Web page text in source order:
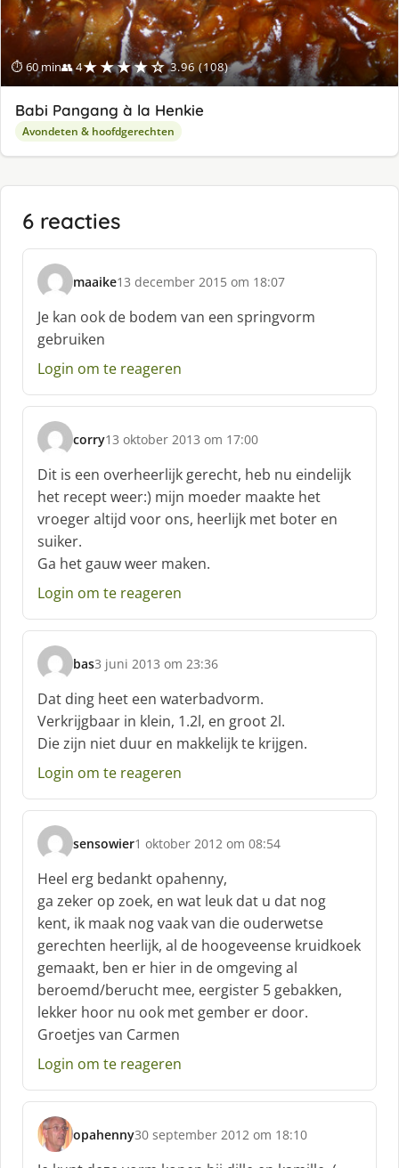
⏱ 60 min👥 4★★★★☆ 3.96 (108)
Babi Pangang à la Henkie
Avondeten & hoofdgerechten
6 reacties
maaike
s
c
h
r
e
f
13 december 2015 om 18:07
Je kan ook de bodem van een springvorm
gebruiken
Login om te reageren
corry
s
c
h
r
e
e
f
13 oktober 2013 om 17:00
Dit is een overheerlijk gerecht, heb nu eindelijk
het recept weer:) mijn moeder maakte het
vroeger altijd voor ons, heerlijk met boter en
suiker.
Ga het gauw weer maken.
Login om te reageren
bas
s
c
h
r
e
e
:
3 juni 2013 om 23:36
Dat ding heet een waterbadvorm.
Verkrijgbaar in klein, 1.2l, en groot 2l.
Die zijn niet duur en makkelijk te krijgen.
Login om te reageren
sensowier
s
c
h
r
e
e
f
:
1 oktober 2012 om 08:54
Heel erg bedankt opahenny,
ga zeker op zoek, en wat leuk dat u dat nog
kent, ik maak nog vaak van die ouderwetse
gerechten heerlijk, al de hoogeveense kruidkoek
gemaakt, ben er hier in de omgeving al
beroemd/berucht mee, eergister 5 gebakken,
lekker hoor nu ook met gember er door.
Groetjes van Carmen
Login om te reageren
opahenny
s
c
30 september 2012 om 18:10